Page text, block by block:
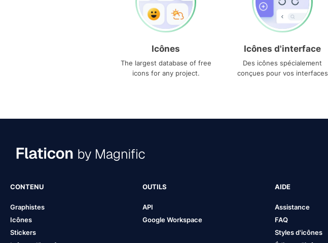
Icônes
The largest database of free
icons for any project.
Icônes d'interface
Des icônes spécialement
conçues pour vos interfaces
CONTENU
Graphistes
Icônes
Stickers
OUTILS
API
Google Workspace
AIDE
Assistance
FAQ
Styles d'icônes